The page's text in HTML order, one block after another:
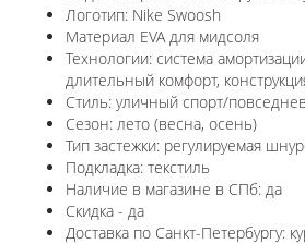
Логотип: Nike Swoosh
Материал EVA для мидсоля
Технологии: система
длительный комфорт,
Стиль: уличный спорт/
Сезон: лето (весна, осень)
Тип застежки: регулируемая
Подкладка: текстиль
Наличие в магазине в СПб: да
Скидка - да
Доставка по Санкт-Петербургу: